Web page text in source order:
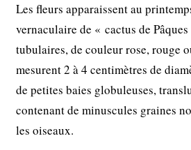
Les fleurs apparaissent au
vernaculaire de « cactus de
tubulaires, de couleur rose, rouge
mesurent 2 à 4 centimètres de
de petites baies globuleuses,
contenant de minuscules graines
les oiseaux.